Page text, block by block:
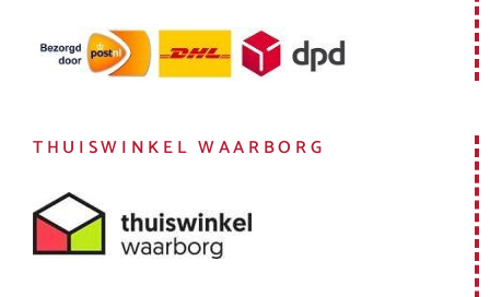
THUISWINKEL WAARBORG